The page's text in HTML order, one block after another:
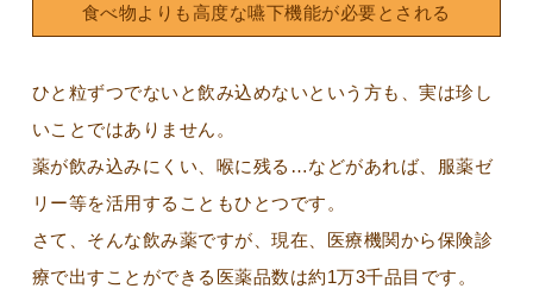
食べ物よりも高度な嚥下機能が必要とされる
ひと粒ずつでないと飲み込めないという方も、実は珍し
いことではありません。
薬が飲み込みにくい、喉に残る…などがあれば、服薬ゼ
リー等を活用することもひとつです。
さて、そんな飲み薬ですが、現在、医療機関から保険診
療で出すことができる医薬品数は約1万3千品目です。